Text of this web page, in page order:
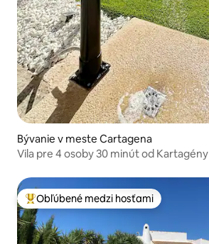
Bývanie v meste Cartagena
Vila pre 4 osoby 30 minút od Kartagény
Najobľúbenejšie medzi hosťami
Obľúbené medzi hosťami